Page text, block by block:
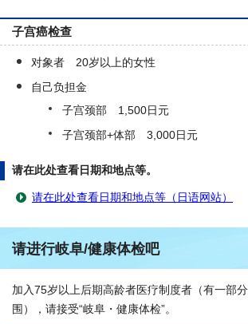
子宫癌检查
对象者 20岁以上的女性
自己负担金
子宫颈部 1,500日元
子宫颈部+体部 3,000日元
请在此处查看日期和地点等。
请在此处查看日期和地点等（日语网站）
请进行岐阜/健康体检吧
加入75岁以上后期高龄者医疗制度者（有一部
围），请接受“岐阜・健康体检”。